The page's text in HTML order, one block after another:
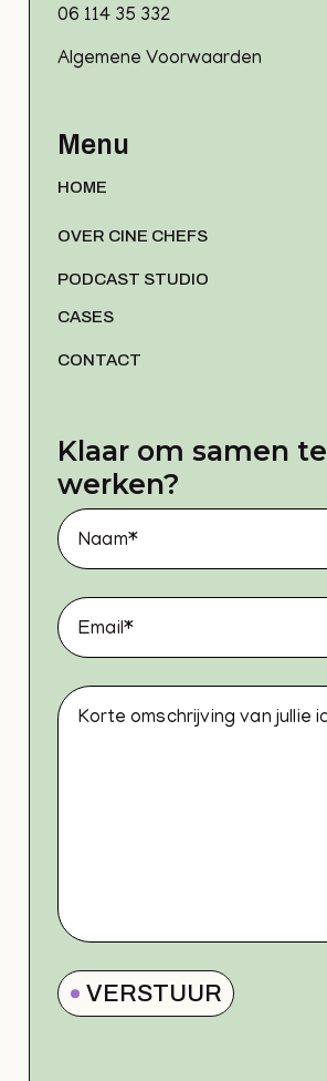
06 114 35 332
Algemene Voorwaarden
Menu
HOME
OVER CINE CHEFS
PODCAST STUDIO
CASES
CONTACT
Klaar om samen te
werken?
VERSTUUR